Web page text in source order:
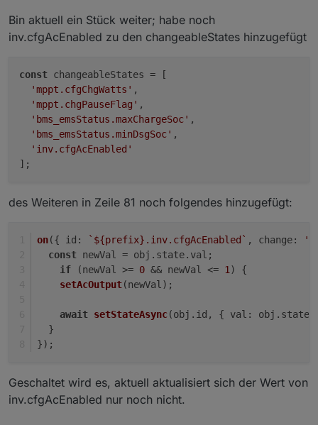
Bin aktuell ein Stück weiter; habe noch
inv.cfgAcEnabled zu den changeableStates hinzugefügt
const changeableStates = [
'mppt.cfgChgWatts' ,
'mppt.chgPauseFlag' ,
'bms_emsStatus.maxChargeSoc' ,
'bms_emsStatus.minDsgSoc' ,
'inv.cfgAcEnabled'
des Weiteren in Zeile 81 noch folgendes hinzugefügt:
on({ id : ` ${prefix} .inv.cfgAcEnabled` , change:
const newVal = obj. state. val ;
if (newVal >= 0 && newVal <= 1) {
setAcOutput(newVal);
await setStateAsync(obj. id , { val : obj. state
  }
});
Geschaltet wird es, aktuell aktualisiert sich der Wert von
inv.cfgAcEnabled nur noch nicht.